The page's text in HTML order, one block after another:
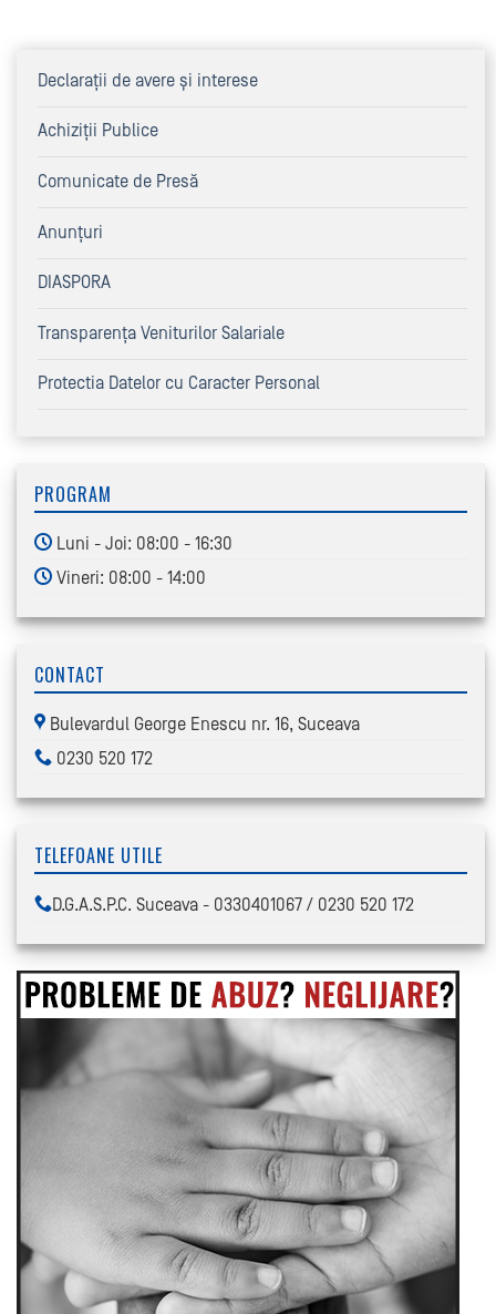
Declaraţii de avere şi interese
Achiziţii Publice
Comunicate de Presă
Anunțuri
DIASPORA
Transparența Veniturilor Salariale
Protectia Datelor cu Caracter Personal
PROGRAM
Luni - Joi: 08:00 - 16:30
Vineri: 08:00 - 14:00
CONTACT
Bulevardul George Enescu nr. 16, Suceava
0230 520 172
TELEFOANE UTILE
D.G.A.S.P.C. Suceava - 0330401067 / 0230 520 172